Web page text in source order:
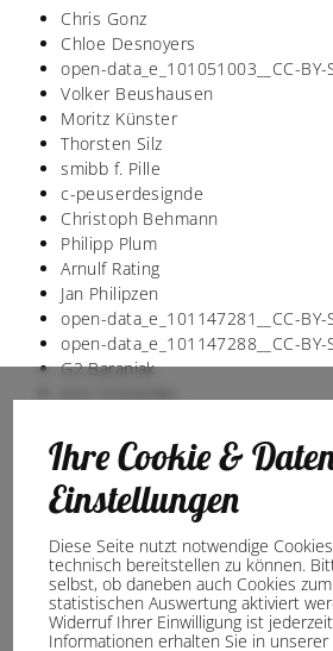
Chris Gonz
Chloe Desnoyers
open-data_e_101051003__CC-BY-
Volker Beushausen
Moritz Künster
Thorsten Silz
smibb f. Pille
c-peuserdesignde
Christoph Behmann
Philipp Plum
Arnulf Rating
Jan Philipzen
open-data_e_101147281__CC-BY-
open-data_e_101147288__CC-BY-
G2 Baraniak
Karsten Keller
Christian Schwier
Viva Musica
smibb r. dombrowski
open-data_e_100553446__CC-BY-
open-data_e_100836424__CC-BY-
smibb s. plake
Stadtmarketing Ibbenbüren, R.
Felix Büscher
Ihre Cookie &
Einstellungen
Diese Seite nutzt notwendige
technisch bereitstellen zu können.
selbst, ob daneben auch Cookies
statistischen Auswertung aktiviert
Widerruf Ihrer Einwilligung ist
Informationen erhalten Sie in unserer